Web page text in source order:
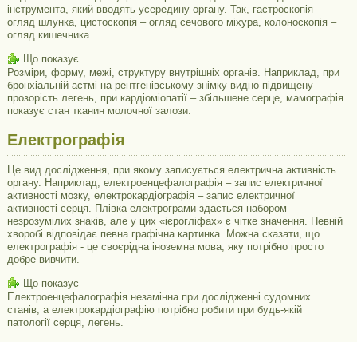
інструмента, який вводять усередину органу. Так, гастроскопія –
огляд шлунка, цистоскопія – огляд сечового міхура, колоноскопія –
огляд кишечника.
Що показує
Розміри, форму, межі, структуру внутрішніх органів. Наприклад, при
бронхіальній астмі на рентгенівському знімку видно підвищену
прозорість легень, при кардіоміопатії – збільшене серце, мамографія
показує стан тканин молочної залози.
Електрографія
Це вид дослідження, при якому записується електрична активність
органу. Наприклад, електроенцефалографія – запис електричної
активності мозку, електрокардіографія – запис електричної
активності серця. Плівка електрограми здається набором
незрозумілих знаків, але у цих «ієрогліфах» є чітке значення. Певній
хворобі відповідає певна графічна картинка. Можна сказати, що
електрографія - це своєрідна іноземна мова, яку потрібно просто
добре вивчити.
Що показує
Електроенцефалографія незамінна при дослідженні судомних
станів, а електрокардіографію потрібно робити при будь-якій
патології серця, легень.